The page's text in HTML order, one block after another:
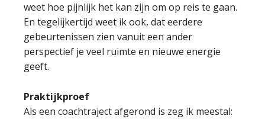
weet hoe pijnlijk het kan zijn om op reis te gaan.
En tegelijkertijd weet ik ook, dat eerdere
gebeurtenissen zien vanuit een ander
perspectief je veel ruimte en nieuwe energie
geeft.
Praktijkproef
Als een coachtraject afgerond is zeg ik meestal: